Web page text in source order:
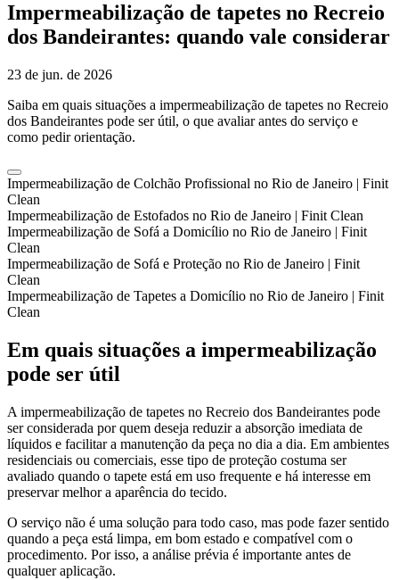
Impermeabilização de tapetes no Recreio
dos Bandeirantes: quando vale considerar
23 de jun. de 2026
Saiba em quais situações a impermeabilização de tapetes no Recreio
dos Bandeirantes pode ser útil, o que avaliar antes do serviço e
como pedir orientação.
Impermeabilização de Colchão Profissional no Rio de Janeiro | Finit
Clean
Impermeabilização de Estofados no Rio de Janeiro | Finit Clean
Impermeabilização de Sofá a Domicílio no Rio de Janeiro | Finit
Clean
Impermeabilização de Sofá e Proteção no Rio de Janeiro | Finit
Clean
Impermeabilização de Tapetes a Domicílio no Rio de Janeiro | Finit
Clean
Em quais situações a impermeabilização
pode ser útil
A impermeabilização de tapetes no Recreio dos Bandeirantes pode
ser considerada por quem deseja reduzir a absorção imediata de
líquidos e facilitar a manutenção da peça no dia a dia. Em ambientes
residenciais ou comerciais, esse tipo de proteção costuma ser
avaliado quando o tapete está em uso frequente e há interesse em
preservar melhor a aparência do tecido.
O serviço não é uma solução para todo caso, mas pode fazer sentido
quando a peça está limpa, em bom estado e compatível com o
procedimento. Por isso, a análise prévia é importante antes de
qualquer aplicação.